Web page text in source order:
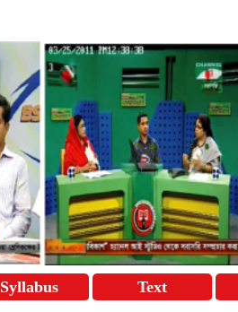
Syllabus Text